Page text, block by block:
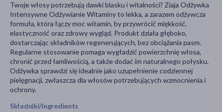
Twoje włosy potrzebują dawki blasku i witalności? Ziaja Odżywka
Intensywne Odżywianie Witaminy to lekka, a zarazem odżywcza
formuła, która łączy moc witamin, by przywrócić miękkość,
elastyczność oraz zdrowy wygląd. Produkt działa głęboko,
dostarczając składników regenerujących, bez obciążania pasm.
Regularne stosowanie pomaga wygładzić powierzchnię włosa,
chronić przed łamliwością, a także dodać im naturalnego połysku.
Odżywka sprawdzi się idealnie jako uzupełnienie codziennej
pielęgnacji, zwłaszcza dla włosów potrzebujących wzmocnienia i
ochrony.
Składniki/Ingredients